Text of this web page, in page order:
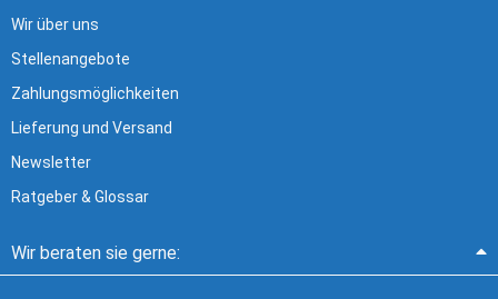
Wir über uns
Stellenangebote
Zahlungsmöglichkeiten
Lieferung und Versand
Newsletter
Ratgeber & Glossar
Wir beraten sie gerne: